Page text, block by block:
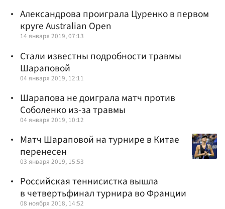
Александрова проиграла Цуренко в первом
круге Australian Open
14 января 2019, 07:13
Стали известны подробности травмы
Шараповой
04 января 2019, 12:11
Шарапова не доиграла матч против
Соболенко из-за травмы
04 января 2019, 10:12
Матч Шараповой на турнире в Китае
перенесен
03 января 2019, 15:53
Российская теннисистка вышла
в четвертьфинал турнира во Франции
08 ноября 2018, 14:52